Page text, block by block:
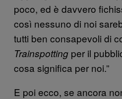
poco, ed è davvero
così nessuno di noi
tutti ben consapevoli di
Trainspotting per il
cosa significa per noi.”
E poi ecco, se ancora